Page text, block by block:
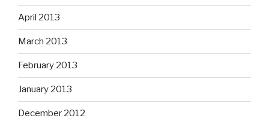
April 2013
March 2013
February 2013
January 2013
December 2012